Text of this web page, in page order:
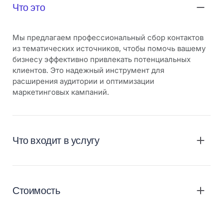
Что это
Мы предлагаем профессиональный сбор контактов
из тематических источников, чтобы помочь вашему
бизнесу эффективно привлекать потенциальных
клиентов. Это надежный инструмент для
расширения аудитории и оптимизации
маркетинговых кампаний.
Что входит в услугу
Стоимость